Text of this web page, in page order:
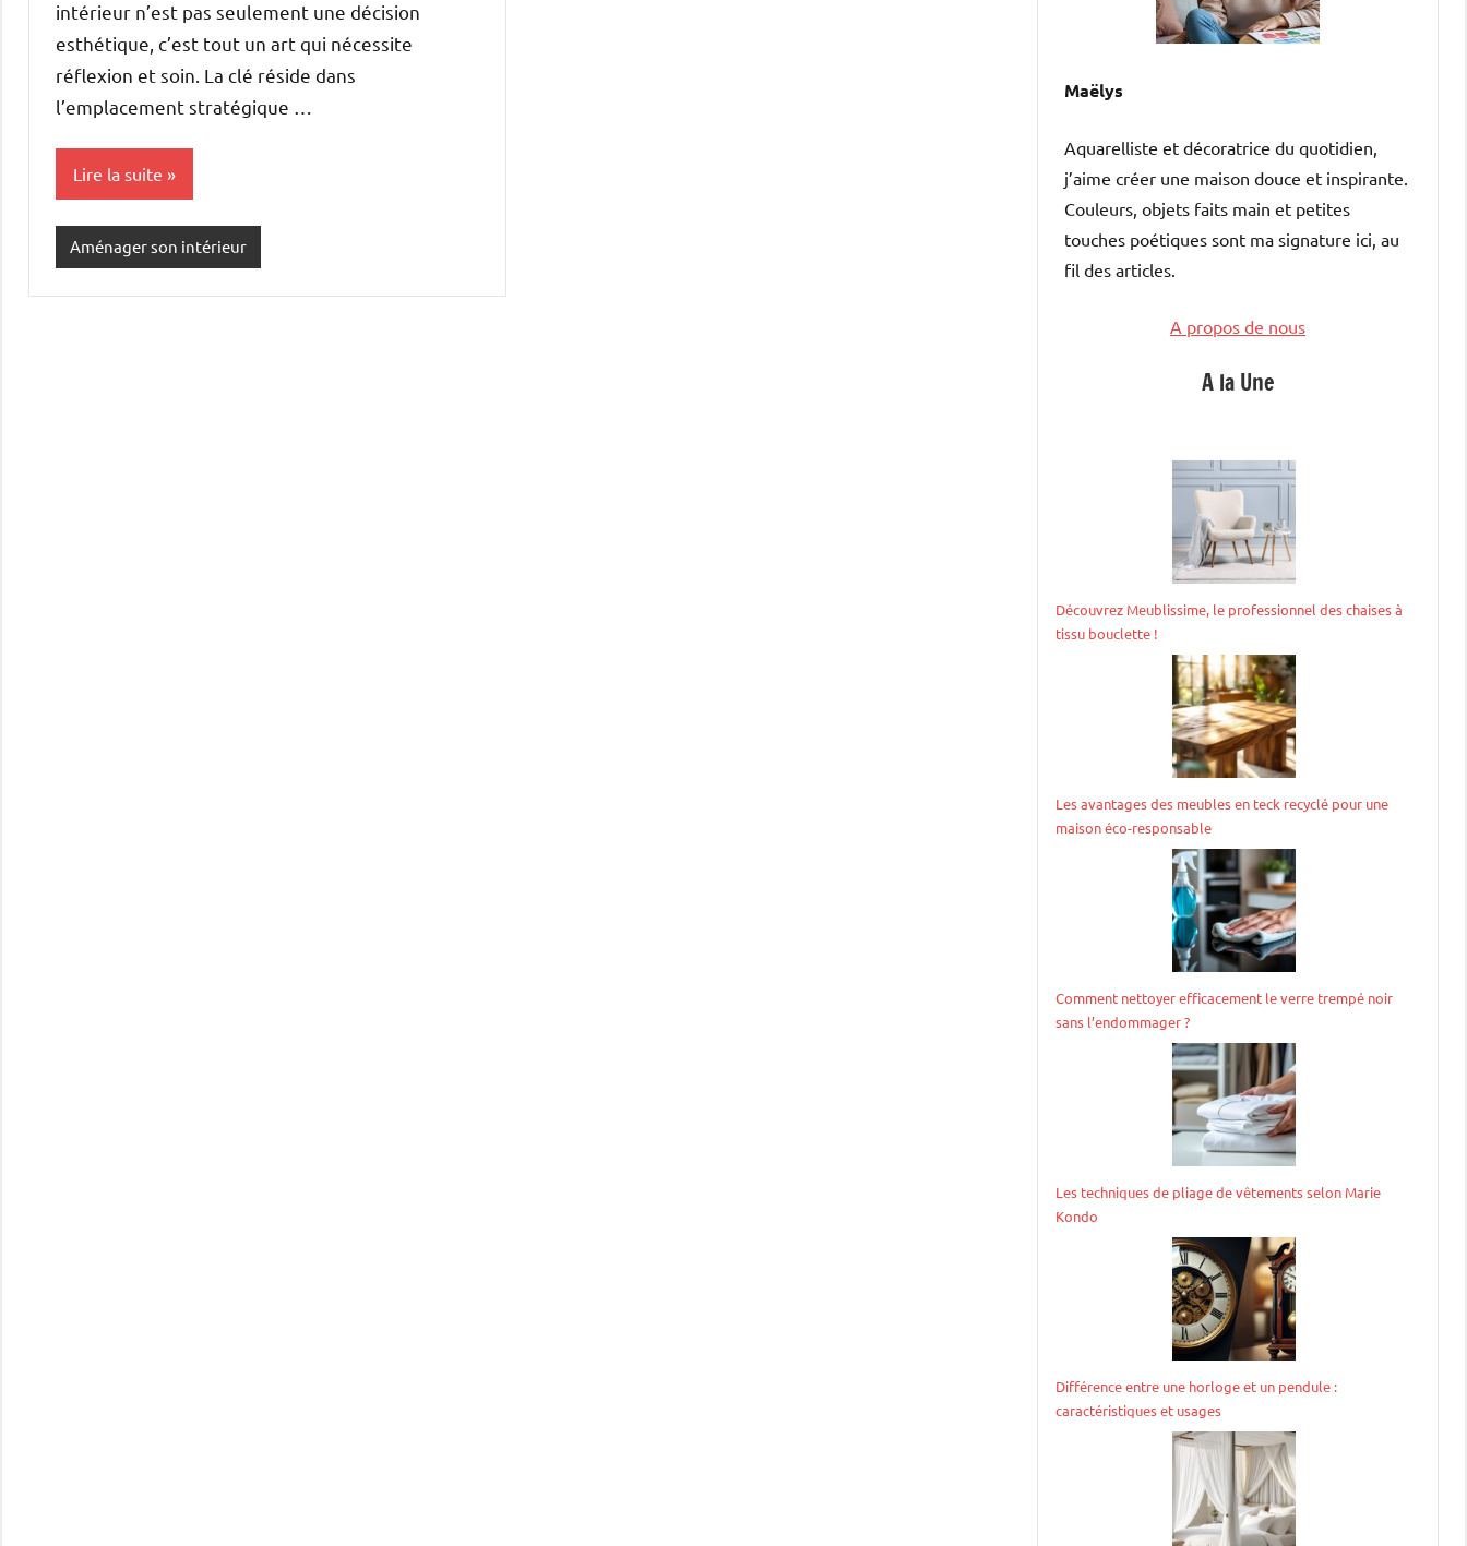
intérieur n’est pas seulement une décision
esthétique, c’est tout un art qui nécessite
réflexion et soin. La clé réside dans
l’emplacement stratégique …
Lire la suite
Aménager son intérieur
Maëlys
Aquarelliste et décoratrice du quotidien,
j’aime créer une maison douce et inspirante.
Couleurs, objets faits main et petites
touches poétiques sont ma signature ici, au
fil des articles.
A propos de nous
A la Une
Découvrez Meublissime, le professionnel des chaises à
tissu bouclette !
Les avantages des meubles en teck recyclé pour une
maison éco-responsable
Comment nettoyer efficacement le verre trempé noir
sans l’endommager ?
Les techniques de pliage de vêtements selon Marie
Kondo
Différence entre une horloge et un pendule :
caractéristiques et usages